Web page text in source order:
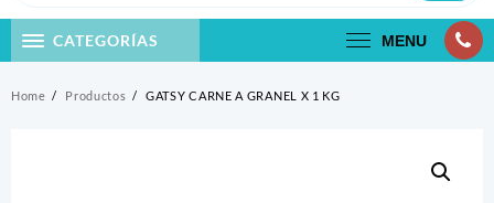
CATEGORÍAS MENU
Home Productos GATSY CARNE A GRANEL X 1 KG